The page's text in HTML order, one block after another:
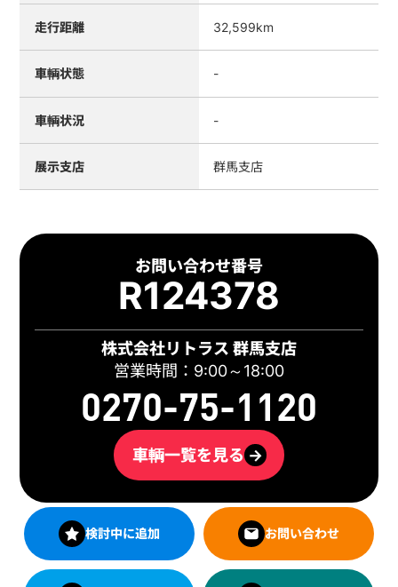
走行距離 32,599km
車輌状態 -
車輌状況 -
展示支店 群馬支店
お問い合わせ番号
R124378
株式会社リトラス 群馬支店
営業時間：9:00～18:00
0270-75-1120
車輌一覧を見る →
検討中に追加 お問い合わせ